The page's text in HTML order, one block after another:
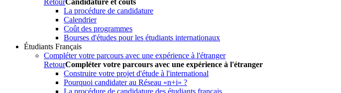
RetourCandidature et coûts
La procédure de candidature
Calendrier
Coût des programmes
Bourses d'études pour les étudiants internationaux
Étudiants Français
Compléter votre parcours avec une expérience à l'étranger
RetourCompléter votre parcours avec une expérience à l'étranger
Construire votre projet d'étude à l'international
Pourquoi candidater au Réseau «n+i» ?
La procédure de candidature des étudiants français